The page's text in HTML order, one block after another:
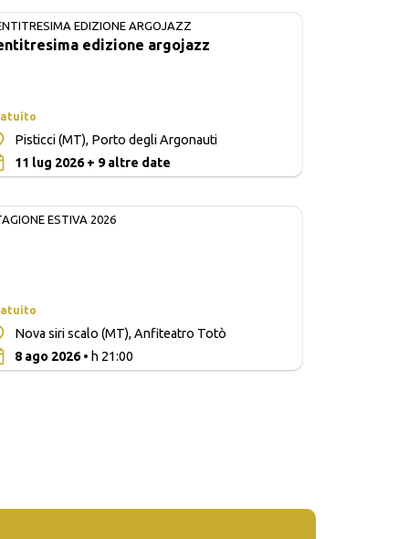
EDIZIONE ARGOJAZZ
edizione argojazz
Pisticci (MT), Porto degli Argonauti
11 lug 2026 + 9 altre date
ESTIVA 2026
Nova siri scalo (MT), Anfiteatro Totò
8 ago 2026• h 21:00